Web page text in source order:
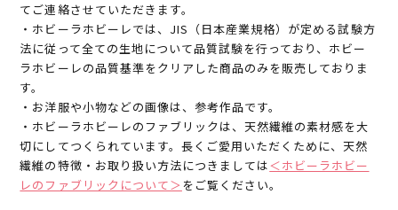
てご連絡させていただきます。
・ホビーラホビーレでは、JIS（日本産業規格）が定める試験方
法に従って全ての生地について品質試験を行っており、ホビー
ラホビーレの品質基準をクリアした商品のみを販売しておりま
す。
・お洋服や小物などの画像は、参考作品です。
・ホビーラホビーレのファブリックは、天然繊維の素材感を大
切にしてつくられています。長くご愛用いただくために、天然
繊維の特徴・お取り扱い方法につきましては＜ホビーラホビー
レのファブリックについて＞ をご覧ください。